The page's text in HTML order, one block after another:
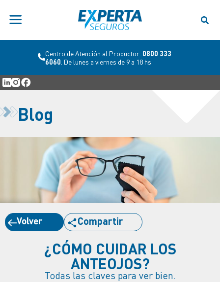
Centro de Atención al Productor: 0800 333
6060 . De lunes a viernes de 9 a 18 hs.
Blog
Volver Compartir
¿CÓMO CUIDAR LOS
ANTEOJOS?
Todas las claves para ver bien.